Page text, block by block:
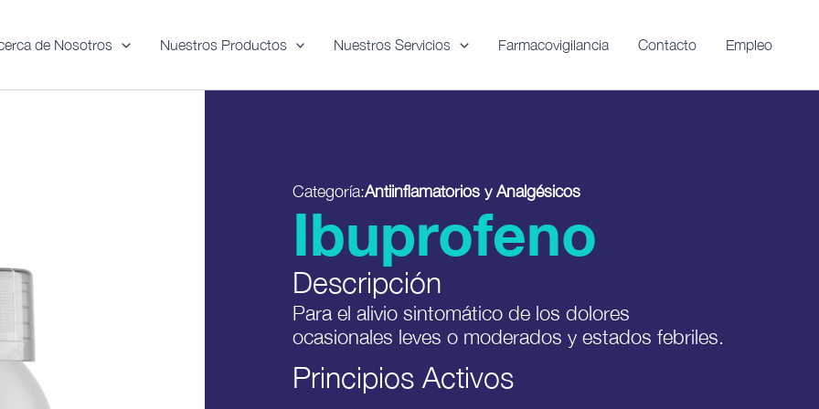
de Nosotros Nuestros Productos Nuestros Servicios Farmacovigilancia Contacto Empleo
Categoría:Antiinflamatorios y Analgésicos
Ibuprofeno
Descripción
Para el alivio sintomático de los dolores
ocasionales leves o moderados y estados febriles.
Principios Activos